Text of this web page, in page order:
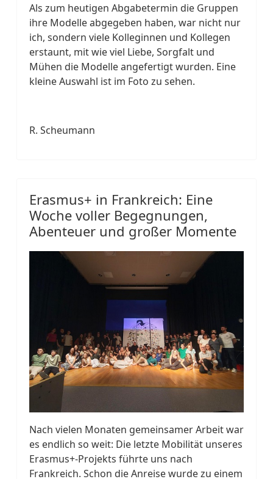
Als zum heutigen Abgabetermin die Gruppen
ihre Modelle abgegeben haben, war nicht nur
ich, sondern viele Kolleginnen und Kollegen
erstaunt, mit wie viel Liebe, Sorgfalt und
Mühen die Modelle angefertigt wurden. Eine
kleine Auswahl ist im Foto zu sehen.
R. Scheumann
Erasmus+ in Frankreich: Eine
Woche voller Begegnungen,
Abenteuer und großer Momente
Nach vielen Monaten gemeinsamer Arbeit war
es endlich so weit: Die letzte Mobilität unseres
Erasmus+-Projekts führte uns nach
Frankreich. Schon die Anreise wurde zu einem